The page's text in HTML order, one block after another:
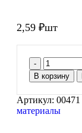
2,59 ₽шт
В корзину
Артикул: 00471
материалы